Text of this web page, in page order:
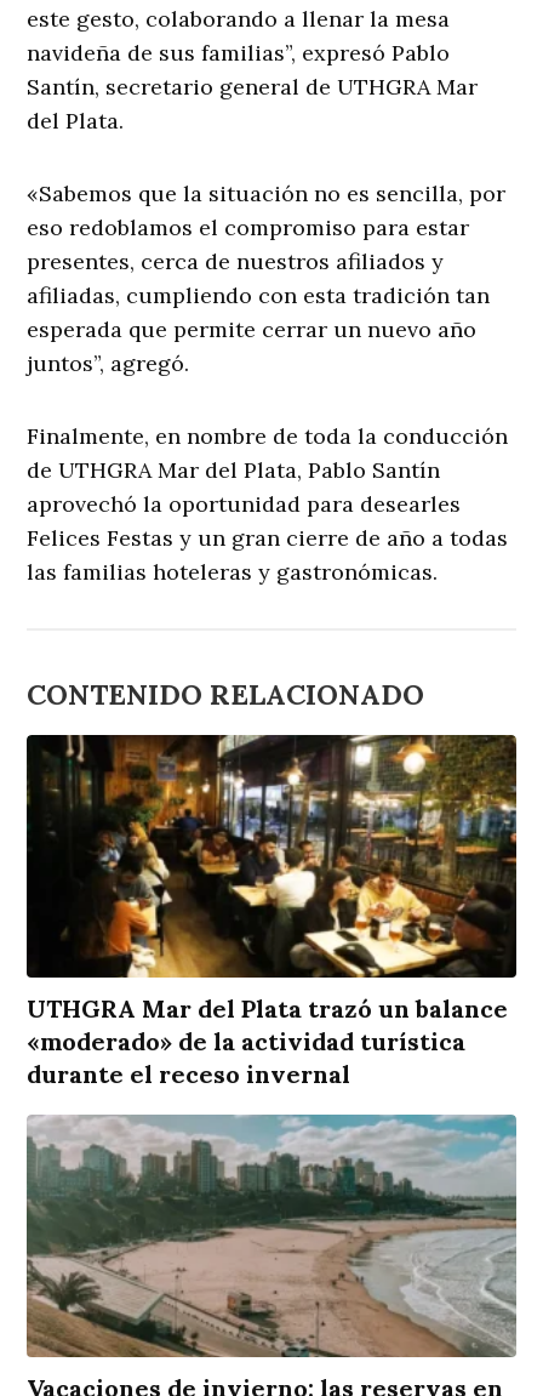
este gesto, colaborando a llenar la mesa
navideña de sus familias”, expresó Pablo
Santín, secretario general de UTHGRA Mar
del Plata.
«Sabemos que la situación no es sencilla, por
eso redoblamos el compromiso para estar
presentes, cerca de nuestros afiliados y
afiliadas, cumpliendo con esta tradición tan
esperada que permite cerrar un nuevo año
juntos”, agregó.
Finalmente, en nombre de toda la conducción
de UTHGRA Mar del Plata, Pablo Santín
aprovechó la oportunidad para desearles
Felices Festas y un gran cierre de año a todas
las familias hoteleras y gastronómicas.
CONTENIDO RELACIONADO
UTHGRA Mar del Plata trazó un balance
«moderado» de la actividad turística
durante el receso invernal
Vacaciones de invierno: las reservas en